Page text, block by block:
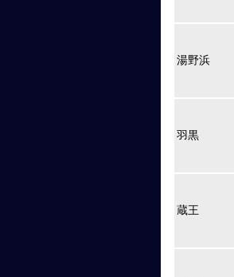
湯野浜
羽黒
蔵王